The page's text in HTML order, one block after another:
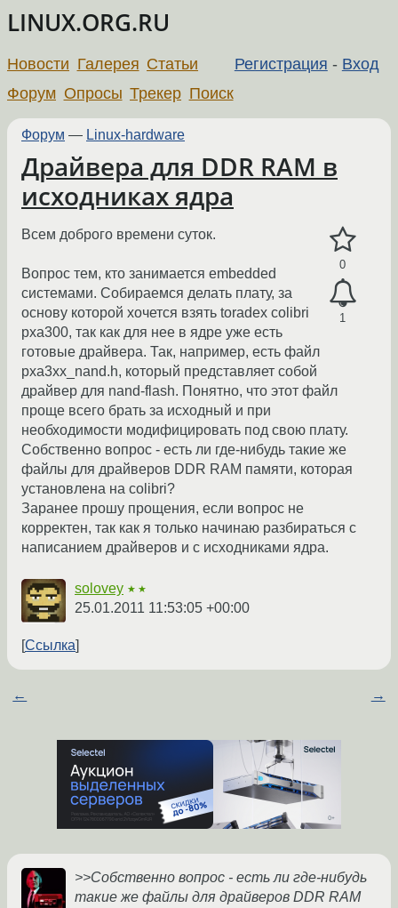
LINUX.ORG.RU
Регистрация - Вход
Новости Галерея Статьи
Форум Опросы Трекер Поиск
Форум — Linux-hardware
Драйвера для DDR RAM в
исходниках ядра
0
1
Всем доброго времени суток.
Вопрос тем, кто занимается embedded
системами. Собираемся делать плату, за
основу которой хочется взять toradex colibri
pxa300, так как для нее в ядре уже есть
готовые драйвера. Так, например, есть файл
pxa3xx_nand.h, который представляет собой
драйвер для nand-flash. Понятно, что этот файл
проще всего брать за исходный и при
необходимости модифицировать под свою плату.
Собственно вопрос - есть ли где-нибудь такие же
файлы для драйверов DDR RAM памяти, которая
установлена на colibri?
Заранее прошу прощения, если вопрос не
корректен, так как я только начинаю разбираться с
написанием драйверов и с исходниками ядра.
solovey ★★
25.01.2011 11:53:05 +00:00
Ссылка
← →
>>Собственно вопрос - есть ли где-нибудь
такие же файлы для драйверов DDR RAM